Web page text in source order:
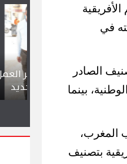
في
الصادر
بينما
منتخب المغرب،
الأفريقية بتصنيف
يتابع سير العمل
الجديد